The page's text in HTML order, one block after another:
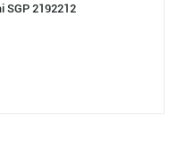
SGP 2192212